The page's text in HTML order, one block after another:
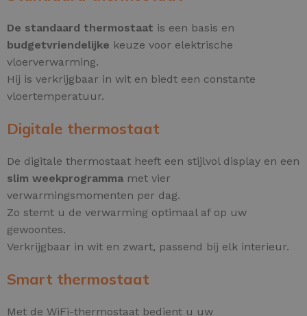
De standaard thermostaat is een basis en
budgetvriendelijke keuze voor elektrische
vloerverwarming.
Hij is verkrijgbaar in wit en biedt een constante
vloertemperatuur.
Digitale thermostaat
De digitale thermostaat heeft een stijlvol display en een
slim weekprogramma met vier
verwarmingsmomenten per dag.
Zo stemt u de verwarming optimaal af op uw
gewoontes.
Verkrijgbaar in wit en zwart, passend bij elk interieur.
Smart thermostaat
Met de WiFi-thermostaat bedient u uw